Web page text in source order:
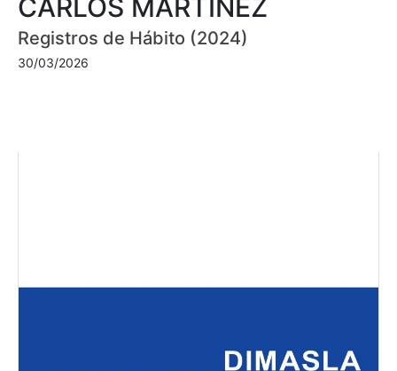
CARLOS MARTÍNEZ
Registros de Hábito (2024)
30/03/2026